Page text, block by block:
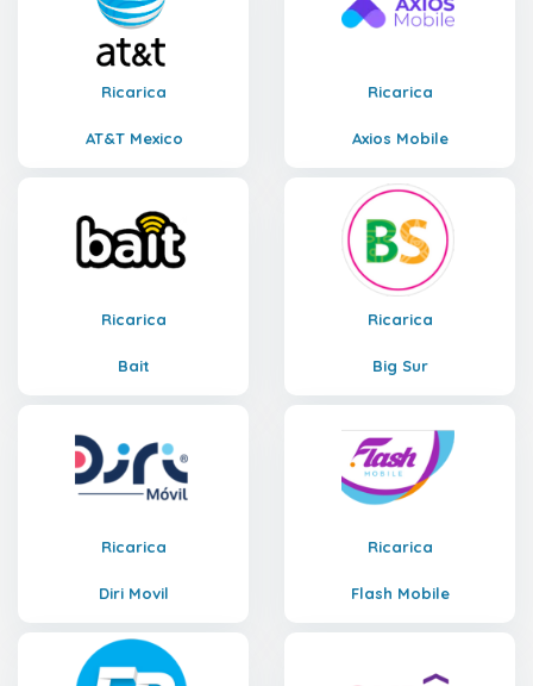
Ricarica
AT&T Mexico
Ricarica
Axios Mobile
Ricarica
Bait
Ricarica
Big Sur
Ricarica
Diri Movil
Ricarica
Flash Mobile